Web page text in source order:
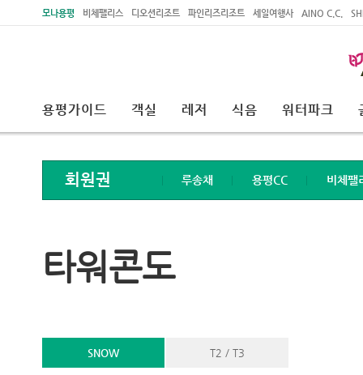
모나용평 비체팰리스 디오션리조트 파인리즈리조트 세일여행사 AINO C.C.
용평가이드 객실 레저 식음 워터파크
회원권 루송채 용평CC 비체팰
타워콘도
SNOW T2 / T3